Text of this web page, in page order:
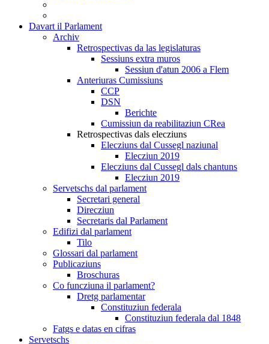
Davart il Parlament
Archiv
Retrospectivas da las legislaturas
Sessiuns extra muros
Sessiun d'atun 2006 a Flem
Anteriuras Cumissiuns
CCP
DSN
Berichte
Cumissiun da reabilitaziun CRea
Retrospectivas dals elecziuns
Elecziuns dal Cussegl naziunal
Elecziun 2019
Elecziuns dal Cussegl dals chantuns
Elecziun 2019
Servetschs dal parlament
Secretari general
Direcziun
Secretaris dal Parlament
Edifizi dal parlament
Tilo
Glossari dal parlament
Publicaziuns
Broschuras
Co funcziuna il parlament?
Dretg parlamentar
Constituziun federala
Constituziun federala dal 1848
Fatgs e datas en cifras
Servetschs